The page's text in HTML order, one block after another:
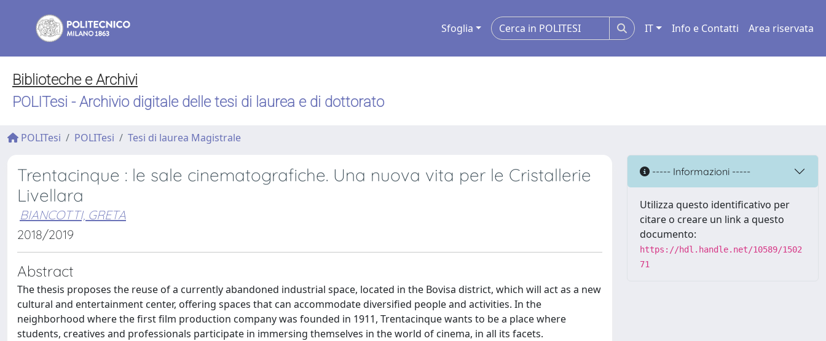
Sfoglia IT Info e Contatti Area riservata
Biblioteche e Archivi
POLITesi - Archivio digitale delle tesi di laurea e di dottorato
POLITesi POLITesi Tesi di laurea Magistrale
Trentacinque : le sale cinematografiche. Una nuova vita per le Cristallerie
Livellara
BIANCOTTI, GRETA
2018/2019
Abstract
The thesis proposes the reuse of a currently abandoned industrial space, located in the Bovisa district, which will act as a new
cultural and entertainment center, offering spaces that can accommodate diversified people and activities. In the
neighborhood where the first film production company was founded in 1911, Trentacinque wants to be a place where
students, creatives and professionals participate in immersing themselves in the world of cinema, in all its facets.
----- Informazioni -----
Utilizza questo identificativo per
citare o creare un link a questo
documento:
https://hdl.handle.net/10589/1502
71